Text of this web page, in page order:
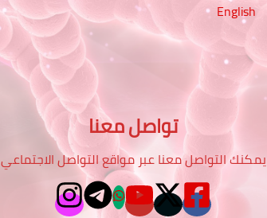
English
تواصل معنا
يمكنك التواصل معنا عبر مواقع التواصل الاجتماعي